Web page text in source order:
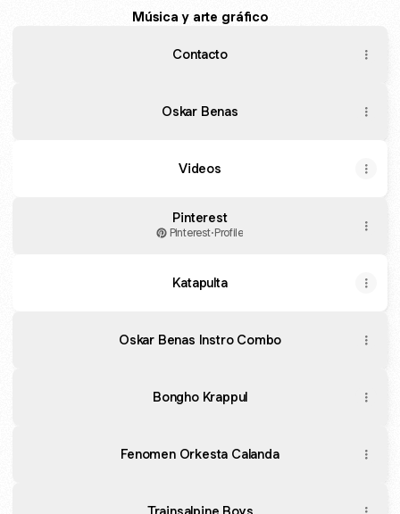
Música y arte gráfico
Contacto
Oskar Benas
Videos
Pinterest
Pinterest·Profile
Katapulta
Oskar Benas Instro Combo
Bongho Krappul
Fenomen Orkesta Calanda